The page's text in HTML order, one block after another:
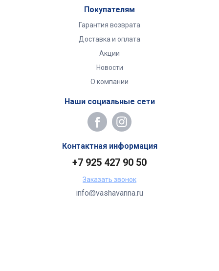
Покупателям
Гарантия возврата
Доставка и оплата
Акции
Новости
О компании
Наши социальные сети
Контактная информация
+7 925 427 90 50
Заказать звонок
info@vashavanna.ru